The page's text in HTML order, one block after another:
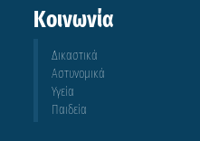
Κοινωνία
Δικαστικά
Αστυνομικά
Υγεία
Παιδεία